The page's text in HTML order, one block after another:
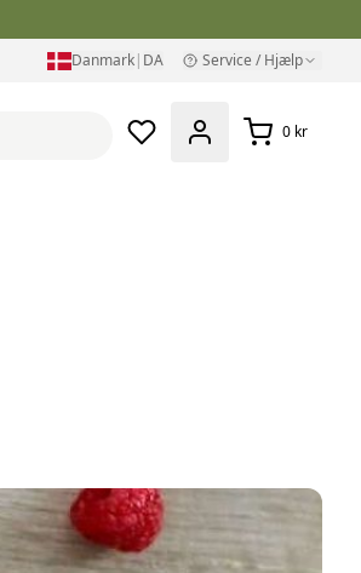
Danmark| DA Service / Hjælp
0 kr